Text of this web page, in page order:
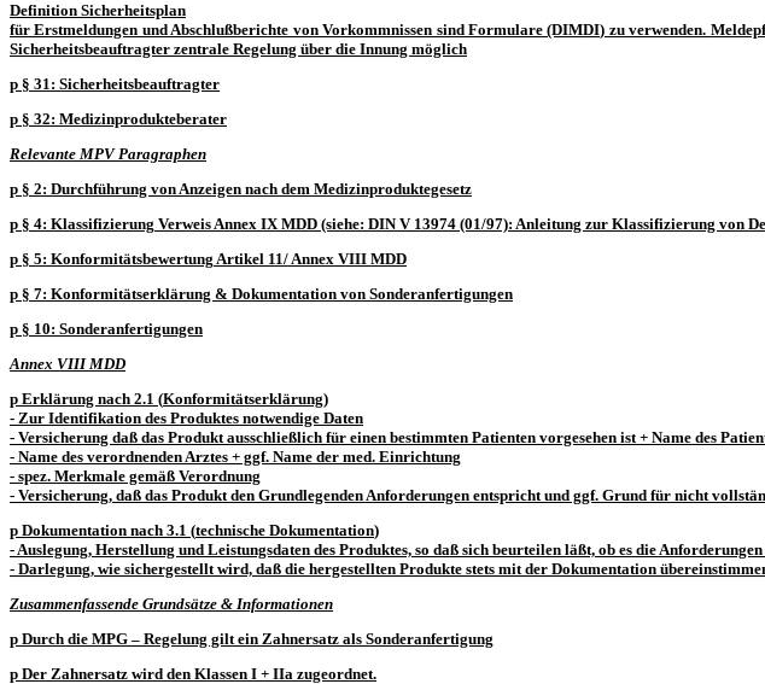
Definition Sicherheitsplan
für Erstmeldungen und Abschlußberichte von Vorkommnissen sind Formulare (DIMDI) zu verwenden.
Sicherheitsbeauftragter zentrale Regelung über die Innung möglich
p § 31: Sicherheitsbeauftragter
p § 32: Medizinprodukteberater
Relevante MPV Paragraphen
p § 2: Durchführung von Anzeigen nach dem Medizinproduktegesetz
p § 4: Klassifizierung Verweis Annex IX MDD (siehe: DIN V 13974 (01/97): Anleitung zur Klassifizierung von
p § 5: Konformitätsbewertung Artikel 11/Annex VIII MDD
p § 7: Konformitätserklärung & Dokumentation von Sonderanfertigungen
p § 10: Sonderanfertigungen
Annex VIII MDD
p Erklärung nach 2.1 (Konformitätserklärung)
- Zur Identifikation des Produktes notwendige Daten
- Versicherung daß das Produkt ausschließlich für einen bestimmten Patienten vorgesehen ist + Name des
- Name des verordnenden Arztes + ggf. Name der med. Einrichtung
- spez. Merkmale gemäß Verordnung
- Versicherung, daß das Produkt den Grundlegenden Anforderungen entspricht und ggf. Grund für nicht
p Dokumentation nach 3.1 (technische Dokumentation)
- Auslegung, Herstellung und Leistungsdaten des Produktes, so daß sich beurteilen läßt, ob es die
- Darlegung, wie sichergestellt wird, daß die hergestellten Produkte stets mit der Dokumentation
Zusammenfassende Grundsätze & Informationen
p Durch die MPG – Regelung gilt ein Zahnersatz als Sonderanfertigung
p Der Zahnersatz wird den Klassen I + IIa zugeordnet.